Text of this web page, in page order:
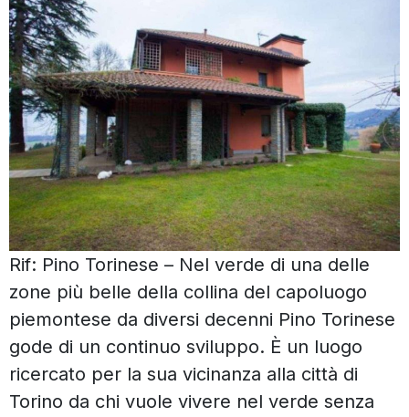
Rif: Pino Torinese – Nel verde di una delle
zone più belle della collina del capoluogo
piemontese da diversi decenni Pino Torinese
gode di un continuo sviluppo. È un luogo
ricercato per la sua vicinanza alla città di
Torino da chi vuole vivere nel verde senza